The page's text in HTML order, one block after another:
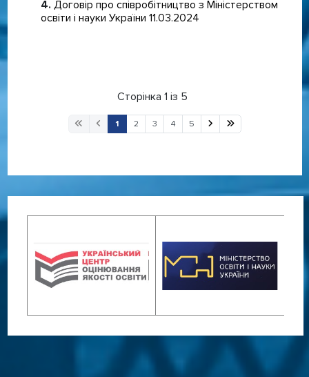
Договір про співробітництво з Міністерством
освіти і науки України 11.03.2024
Сторінка 1 із 5
1 2 3 4 5